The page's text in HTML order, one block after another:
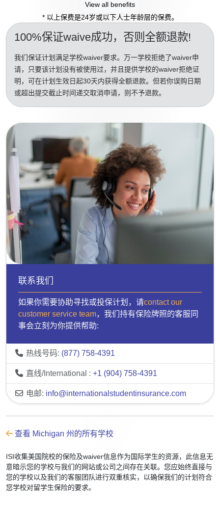
View all benefits
* 以上保费是24岁或以下人士年龄层的保费。
100%保证waive成功，否则全额退款!
我们保证计划满足学校waiver要求。万一学校拒绝了waiver申
请，只要该计划没有被使用过，并且提供学校的waiver拒绝证
明，可在计划生效日起30天内获得全额退款。但若你误购日期
或超出提交截止时间递交取消申请，则不予退款。
联系我们
如果你需要协助寻找或投保计划，请contact our
customer service team，我们持有保险牌照的客服同
事会立刻为你提供帮助:
热线号码: (877) 758-4391
直线/International : +1 (904) 758-4391
电邮: info@internationalstudentinsurance.com
查看 Michigan 州的所有学校
ISI收集美国院校的保险及waiver信息作为国际学生的资源，此信息无
意暗示您的学校与我们的网站或公司之间存在关联。您应始终直接与
您的学校以及我们的客服团队进行双重核实，以确保我们的计划符合
您学校对留学生保险的要求。